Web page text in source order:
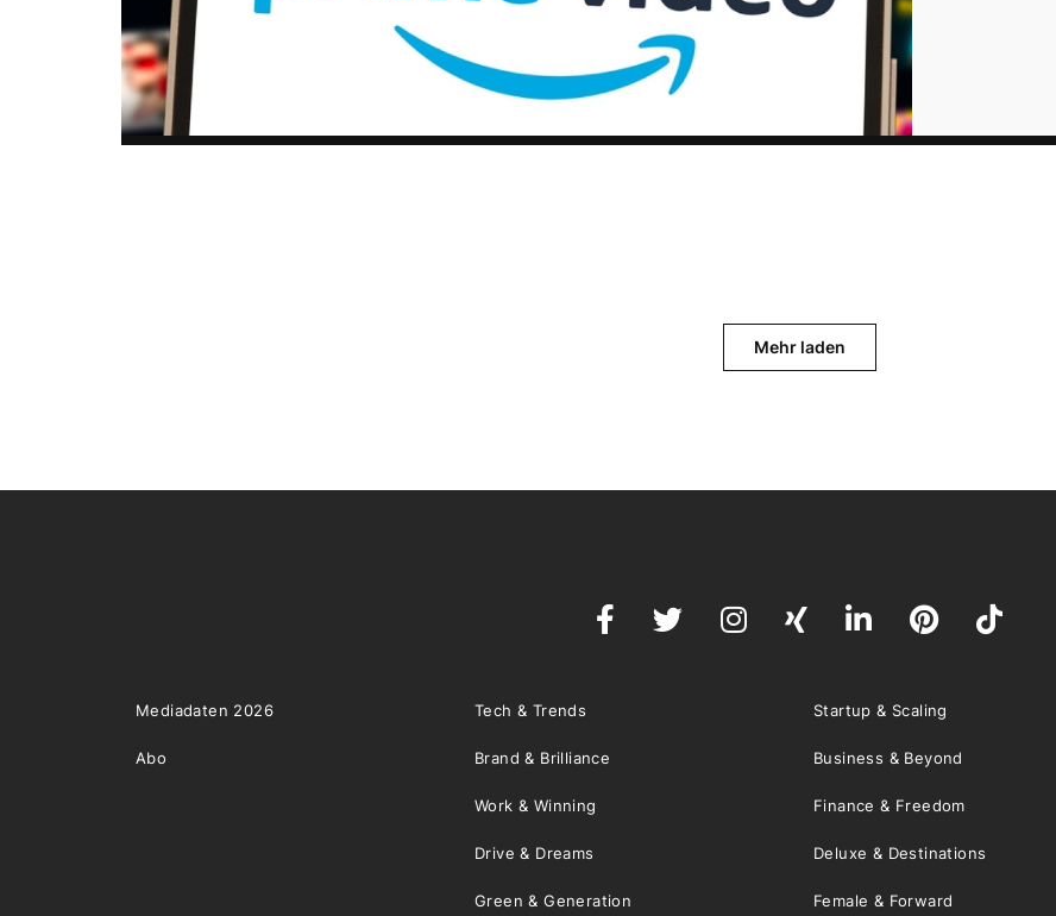
Mehr laden
Mediadaten 2026
Abo
Tech & Trends Startup & Scaling
Brand & Brilliance Business & Beyond
Work & Winning Finance & Freedom
Drive & Dreams Deluxe & Destinations
Green & Generation Female & Forward